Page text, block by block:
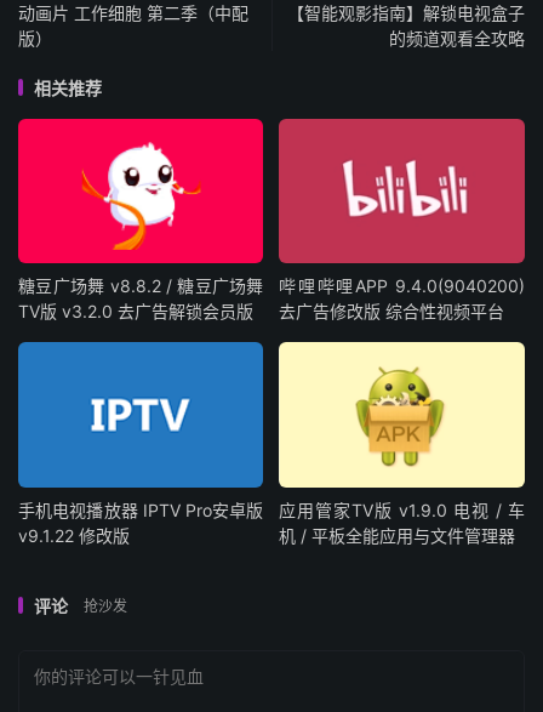
动画片 工作细胞 第二季（中配
版）
【智能观影指南】解锁电视盒子
的频道观看全攻略
相关推荐
糖豆广场舞 v8.8.2 / 糖豆广场舞
TV版 v3.2.0 去广告解锁会员版
哔哩哔哩APP 9.4.0(9040200)
去广告修改版 综合性视频平台
手机电视播放器 IPTV Pro安卓版
v9.1.22 修改版
应用管家TV版 v1.9.0 电视 / 车
机 / 平板全能应用与文件管理器
评论 抢沙发